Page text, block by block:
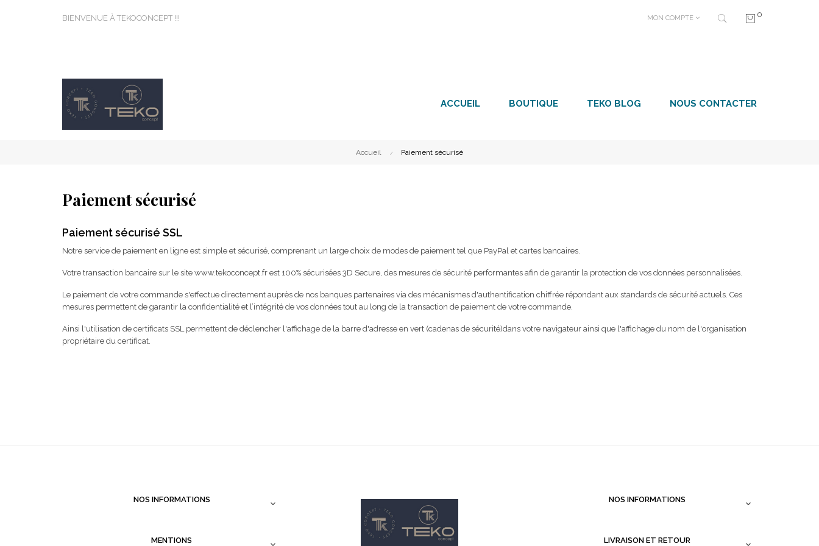
BIENVENUE À TEKOCONCEPT !!! MON COMPTE 0
ACCUEIL BOUTIQUE TEKO BLOG NOUS CONTACTER
Accueil Paiement sécurisé
Paiement sécurisé
Paiement sécurisé SSL
Notre service de paiement en ligne est simple et sécurisé, comprenant un large choix de modes de paiement tel que PayPal et cartes bancaires.
Votre transaction bancaire sur le site www.tekoconcept.fr est 100% sécurisées 3D Secure, des mesures de sécurité performantes afin de garantir la protection de vos données personnalisées.
Le paiement de votre commande s'effectue directement auprès de nos banques partenaires via des mécanismes d'authentification chiffrée répondant aux standards de sécurité actuels. Ces
mesures permettent de garantir la confidentialité et l’intégrité de vos données tout au long de la transaction de paiement de votre commande.
Ainsi l'utilisation de certificats SSL permettent de déclencher l'affichage de la barre d'adresse en vert (cadenas de sécurité)dans votre navigateur ainsi que l'affichage du nom de l'organisation
propriétaire du certificat.
NOS INFORMATIONS 
MENTIONS
NOS INFORMATIONS 
LIVRAISON ET RETOUR